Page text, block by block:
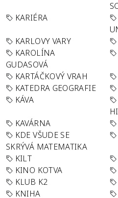
KARIÉRA
KARLOVY VARY
KAROLÍNA
GUDASOVÁ
KARTÁČKOVÝ VRAH
KATEDRA GEOGRAFIE
KÁVA
KAVÁRNA
KDE VŠUDE SE
SKRÝVÁ MATEMATIKA
KILT
KINO KOTVA
KLUB K2
KNIHA